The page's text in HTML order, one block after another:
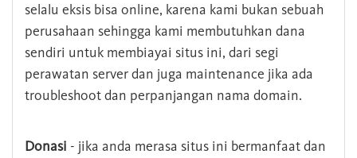
selalu eksis bisa online, karena kami bukan sebuah
perusahaan sehingga kami membutuhkan dana
sendiri untuk membiayai situs ini, dari segi
perawatan server dan juga maintenance jika ada
troubleshoot dan perpanjangan nama domain.
Donasi - jika anda merasa situs ini bermanfaat dan